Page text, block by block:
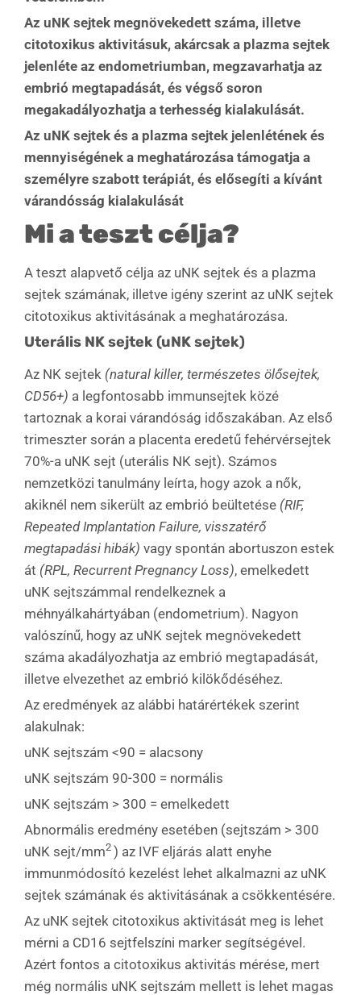
Az uNK sejtek megnövekedett száma, illetve
citotoxikus aktivitásuk, akárcsak a plazma sejtek
jelenléte az endometriumban, megzavarhatja az
embrió megtapadását, és végső soron
megakadályozhatja a terhesség kialakulását.
Az uNK sejtek és a plazma sejtek jelenlétének és
mennyiségének a meghatározása támogatja a
személyre szabott terápiát, és elősegíti a kívánt
várandósság kialakulását
Mi a teszt célja?
A teszt alapvető célja az uNK sejtek és a plazma
sejtek számának, illetve igény szerint az uNK sejtek
citotoxikus aktivitásának a meghatározása.
Uterális NK sejtek (uNK sejtek)
Az NK sejtek (natural killer, természetes ölősejtek,
CD56+) a legfontosabb immunsejtek közé
tartoznak a korai várandóság időszakában. Az első
trimeszter során a placenta eredetű fehérvérsejtek
70%-a uNK sejt (uterális NK sejt). Számos
nemzetközi tanulmány leírta, hogy azok a nők,
akiknél nem sikerült az embrió beültetése (RIF,
Repeated Implantation Failure, visszatérő
megtapadási hibák) vagy spontán abortuszon estek
át (RPL, Recurrent Pregnancy Loss), emelkedett
uNK sejtszámmal rendelkeznek a
méhnyálkahártyában (endometrium). Nagyon
valószínű, hogy az uNK sejtek megnövekedett
száma akadályozhatja az embrió megtapadását,
illetve elvezethet az embrió kilökődéséhez.
Az eredmények az alábbi határértékek szerint
alakulnak:
uNK sejtszám <90 = alacsony
uNK sejtszám 90-300 = normális
uNK sejtszám > 300 = emelkedett
Abnormális eredmény esetében (sejtszám > 300
uNK sejt/mm2 ) az IVF eljárás alatt enyhe
immunmódosító kezelést lehet alkalmazni az uNK
sejtek számának és aktivitásának a csökkentésére.
Az uNK sejtek citotoxikus aktivitását meg is lehet
mérni a CD16 sejtfelszíni marker segítségével.
Azért fontos a citotoxikus aktivitás mérése, mert
még normális uNK sejtszám mellett is lehet magas